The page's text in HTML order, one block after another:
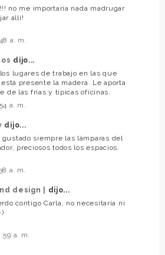
no me importaría nada madrugar
alli!
a. m.
dijo...
lugares de trabajo en las que
presente la madera. Le aporta
de las frías y típicas oficinas.
a. m.
dijo...
gustado siempre las lámparas del
preciosos todos los espacios.
a. m.
design |
dijo...
contigo Carla, no necesitaría ni
a. m.